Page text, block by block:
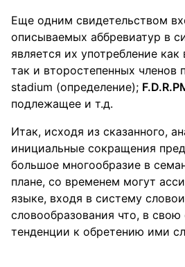
Еще одним свидетельством
описываемых аббревиатур в
является их употребление как
так и второстепенных членов
stadium (определение); F.D.R.
подлежащее и т.д.
Итак, исходя из сказанного,
инициальные сокращения
большое многообразие в
плане, со временем могут
языке, входя в систему
словообразования что, в свою
тенденции к обретению ими